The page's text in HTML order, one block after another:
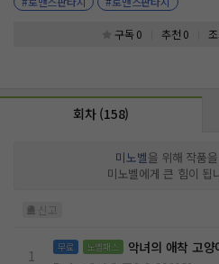
공녀라면… 원작 악녀?!
할 몽클레어 공작가에 떠밀리듯 맡
녀의 모습을 보게 되
어 줄래?” 슬픔에 잠긴 그녀를 보니, 발걸음이 멈췄다. *** 고급
식사와 나만을 위한 놀
는 절대로 너를 떠나지 않아. 리젯.” 애완
니, 애착 고양이가 되
구독 0 추천 0
회차 (158)
미노벨을 위해 작품
미노벨에게 큰 힘이 됩
신고
1
무료 노벨패스 악녀의 애착 고